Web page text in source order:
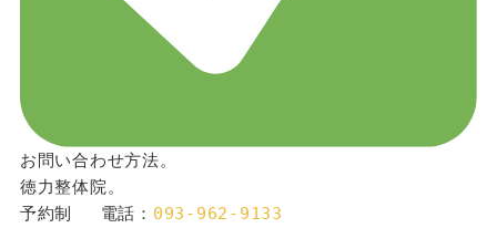
お問い合わせ方法。
徳力整体院。
予約制 　電話： 093-962-9133